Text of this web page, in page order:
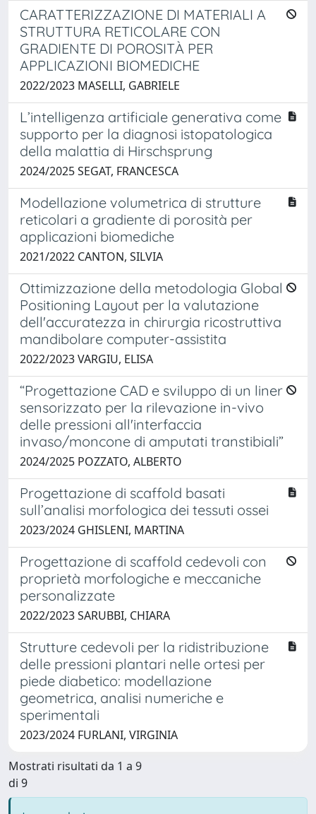
CARATTERIZZAZIONE DI MATERIALI A
STRUTTURA RETICOLARE CON
GRADIENTE DI POROSITÀ PER
APPLICAZIONI BIOMEDICHE
2022/2023 MASELLI, GABRIELE
L’intelligenza artificiale generativa come
supporto per la diagnosi istopatologica
della malattia di Hirschsprung
2024/2025 SEGAT, FRANCESCA
Modellazione volumetrica di strutture
reticolari a gradiente di porosità per
applicazioni biomediche
2021/2022 CANTON, SILVIA
Ottimizzazione della metodologia Global
Positioning Layout per la valutazione
dell'accuratezza in chirurgia ricostruttiva
mandibolare computer-assistita
2022/2023 VARGIU, ELISA
“Progettazione CAD e sviluppo di un liner
sensorizzato per la rilevazione in-vivo
delle pressioni all'interfaccia
invaso/moncone di amputati transtibiali”
2024/2025 POZZATO, ALBERTO
Progettazione di scaffold basati
sull’analisi morfologica dei tessuti ossei
2023/2024 GHISLENI, MARTINA
Progettazione di scaffold cedevoli con
proprietà morfologiche e meccaniche
personalizzate
2022/2023 SARUBBI, CHIARA
Strutture cedevoli per la ridistribuzione
delle pressioni plantari nelle ortesi per
piede diabetico: modellazione
geometrica, analisi numeriche e
sperimentali
2023/2024 FURLANI, VIRGINIA
Mostrati risultati da 1 a 9
di 9